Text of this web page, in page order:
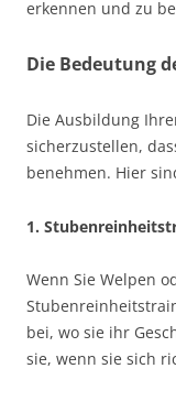
erkennen und zu
Die Bedeutung
Die Ausbildung
sicherzustellen,
benehmen. Hier
1.
Wenn Sie Welpen
bei, wo sie ihr
sie, wenn sie sich